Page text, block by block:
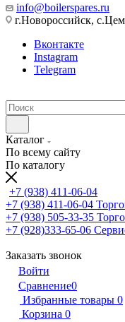
info@boilerspares.ru
г.Новороссийск,
Вконтакте
Instagram
Telegram
Каталог
По всему сайту
По каталогу
+7 (938) 411-06-04
+7 (938) 411-06-04
+7 (938) 505-33-35
+7 (928)333-65-06
Заказать звонок
Войти
Сравнение0
Избранные товары 0
Корзина 0